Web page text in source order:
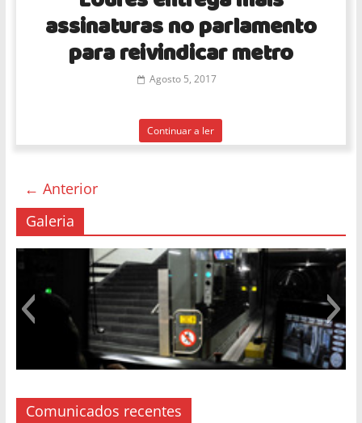
assinaturas no parlamento
para reivindicar metro
Agosto 5, 2017
Continuar a ler
← Anterior
Galeria
Comunicados recentes